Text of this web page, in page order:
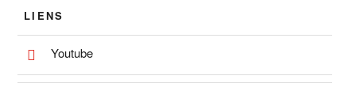
LIENS
Youtube